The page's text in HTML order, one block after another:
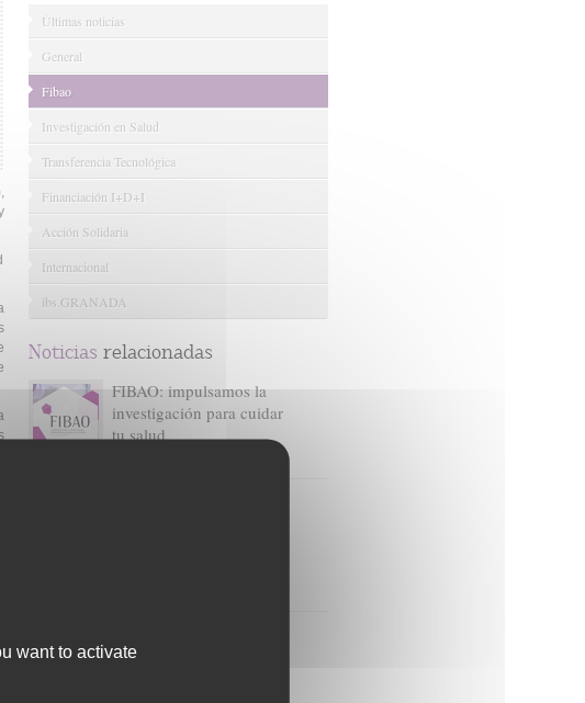
Últimas noticias
General
Fibao
Investigación en Salud
Transferencia Tecnológica
Financiación I+D+I
Acción Solidaria
Internacional
ibs.GRANADA
Noticias relacionadas
FIBAO: impulsamos la
investigación para cuidar
tu salud
FIBAO impulsan la
want to activate